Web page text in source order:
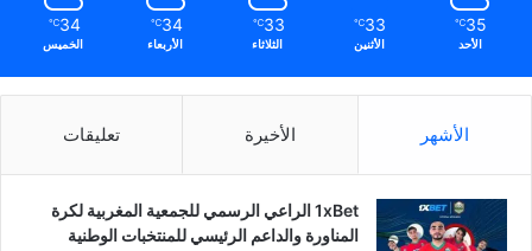
35
℃
الأحد
33
℃
الأثنين
33
℃
الثلاثاء
34
℃
الأربعاء
34
℃
الخميس
الأشهر الأخيرة تعليقات
1xBet الراعي الرسمي للجمعية المغربية لكرة
المناورة والداعم الرئيسي للمنتخبات الوطنية